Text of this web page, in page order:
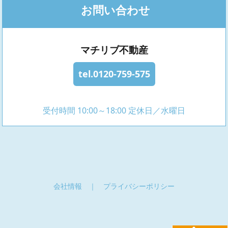
お問い合わせ
マチリブ不動産
tel.0120-759-575
受付時間 10:00～18:00 定休日／水曜日
会社情報 ｜ プライバシーポリシー